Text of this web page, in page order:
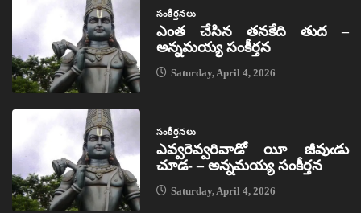
సంకీర్తనలు
ఎంత చేసిన తనకేది తుద –
అన్నమయ్య సంకీర్తన
Saturday, April 4, 2026
సంకీర్తనలు
ఎవ్వరెవ్వరివాడో యీ జీవుఁడు
చూడ- – అన్నమయ్య సంకీర్తన
Saturday, April 4, 2026